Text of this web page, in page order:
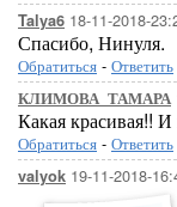
Talya6 18-11-2018-
Спасибо, Нинуля.
Обратиться - Ответить
КЛИМОВА_ТАМАРА
Какая красивая!! И
Обратиться - Ответить
valyok 19-11-2018-